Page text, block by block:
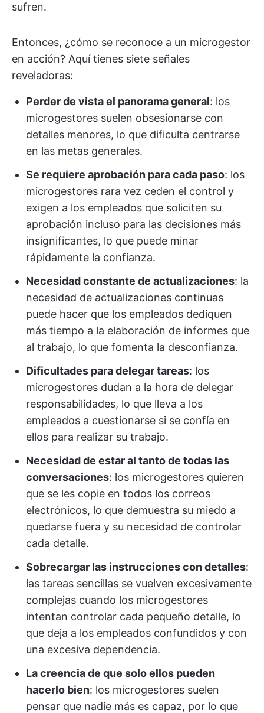
sufren.
Entonces, ¿cómo se reconoce a un microgestor
en acción? Aquí tienes siete señales
reveladoras:
Perder de vista el panorama general: los
microgestores suelen obsesionarse con
detalles menores, lo que dificulta centrarse
en las metas generales.
Se requiere aprobación para cada paso: los
microgestores rara vez ceden el control y
exigen a los empleados que soliciten su
aprobación incluso para las decisiones más
insignificantes, lo que puede minar
rápidamente la confianza.
Necesidad constante de actualizaciones: la
necesidad de actualizaciones continuas
puede hacer que los empleados dediquen
más tiempo a la elaboración de informes que
al trabajo, lo que fomenta la desconfianza.
Dificultades para delegar tareas: los
microgestores dudan a la hora de delegar
responsabilidades, lo que lleva a los
empleados a cuestionarse si se confía en
ellos para realizar su trabajo.
Necesidad de estar al tanto de todas las
conversaciones: los microgestores quieren
que se les copie en todos los correos
electrónicos, lo que demuestra su miedo a
quedarse fuera y su necesidad de controlar
cada detalle.
Sobrecargar las instrucciones con detalles:
las tareas sencillas se vuelven excesivamente
complejas cuando los microgestores
intentan controlar cada pequeño detalle, lo
que deja a los empleados confundidos y con
una excesiva dependencia.
La creencia de que solo ellos pueden
hacerlo bien: los microgestores suelen
pensar que nadie más es capaz, por lo que